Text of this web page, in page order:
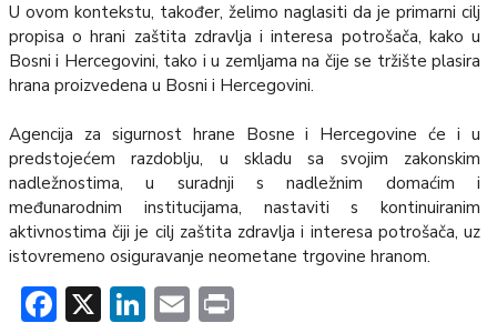
U ovom kontekstu, također, želimo naglasiti da je primarni cilj
propisa o hrani zaštita zdravlja i interesa potrošača, kako u
Bosni i Hercegovini, tako i u zemljama na čije se tržište plasira
hrana proizvedena u Bosni i Hercegovini.
Agencija za sigurnost hrane Bosne i Hercegovine će i u
predstojećem razdoblju, u skladu sa svojim zakonskim
nadležnostima, u suradnji s nadležnim domaćim i
međunarodnim institucijama, nastaviti s kontinuiranim
aktivnostima čiji je cilj zaštita zdravlja i interesa potrošača, uz
istovremeno osiguravanje neometane trgovine hranom.
Facebook
X LinkedIn
Email